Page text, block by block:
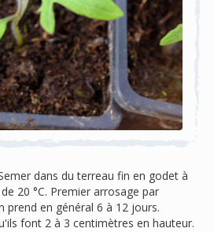
dans du terreau fin en godet à
20 °C. Premier arrosage par
prend en général 6 à 12 jours.
font 2 à 3 centimètres en hauteur.